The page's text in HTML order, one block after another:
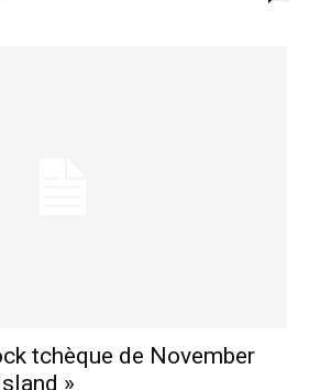
tchèque de November
»